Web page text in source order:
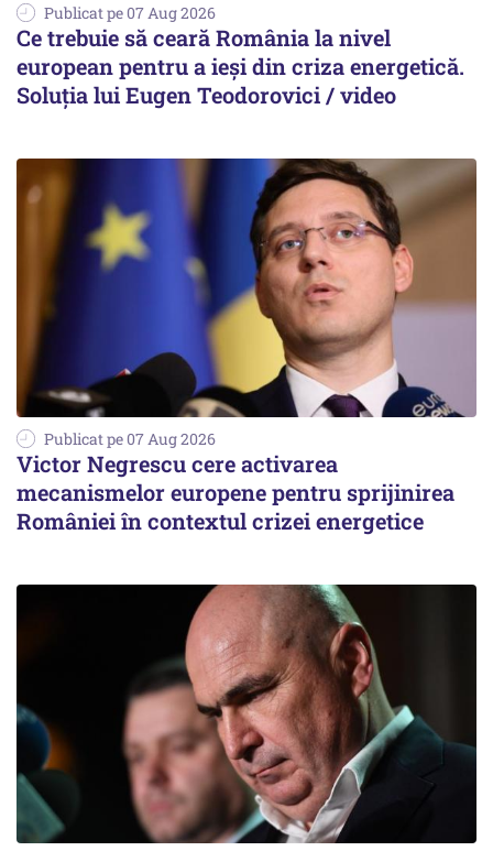
Publicat pe 07 Aug 2026
Ce trebuie să ceară România la nivel
european pentru a ieși din criza energetică.
Soluția lui Eugen Teodorovici / video
Publicat pe 07 Aug 2026
Victor Negrescu cere activarea
mecanismelor europene pentru sprijinirea
României în contextul crizei energetice